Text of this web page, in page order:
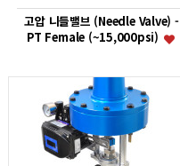
고압 니들밸브 (Needle Valve) -
PT Female (~15,000psi)